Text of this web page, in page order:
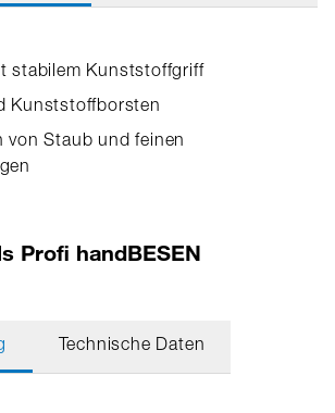
stabilem Kunststoffgriff
Kunststoffborsten
von Staub und feinen
Profi handBESEN
Technische Daten